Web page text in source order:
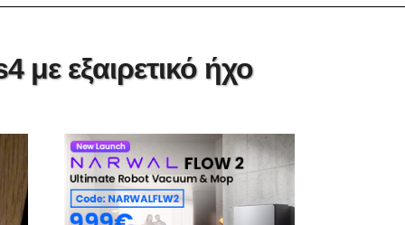
με εξαιρετικό ήχο